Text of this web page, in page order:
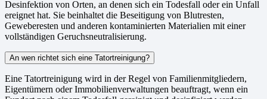
Desinfektion von Orten, an denen sich ein Todesfall oder ein Unfall
ereignet hat. Sie beinhaltet die Beseitigung von Blutresten,
Geweberesten und anderen kontaminierten Materialien mit einer
vollständigen Geruchsneutralisierung.
An wen richtet sich eine Tatortreinigung?
Eine Tatortreinigung wird in der Regel von Familienmitgliedern,
Eigentümern oder Immobilienverwaltungen beauftragt, wenn ein